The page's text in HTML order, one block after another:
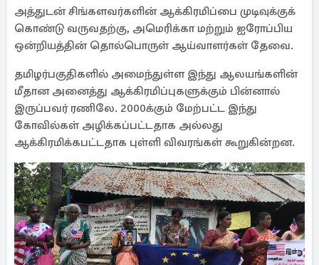
அத்துடன் சிங்களவர்களின் ஆக்கிரமிப்பை முடிவுக்குக்
கொண்டு வருவதற்கு, அமெரிக்கா மற்றும் ஐரோப்பிய
ஒன்றியத்தின் தொல்பொருள் ஆய்வாளர்கள் தேவை.
தமிழர்பகுதிகளில் அமைந்துள்ள இந்து ஆலயங்களின்
மீதான அனைத்து ஆக்கிரமிப்புகளுக்கும் பின்னால்
இருப்பவர் ரணிலே. 2000க்கும் மேற்பட்ட இந்து
கோவில்கள் அழிக்கப்பட்டதாக அல்லது
ஆக்கிரமிக்கபட்டதாக புள்ளி விவரங்கள் கூறுகின்றன.